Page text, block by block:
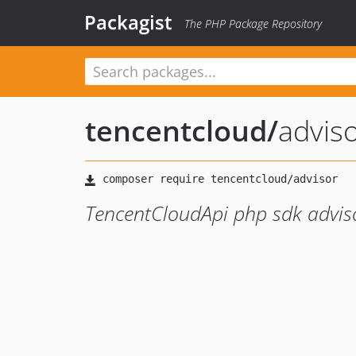
Packagist The PHP Package Repository
tencentcloud/
TencentCloudApi php sdk